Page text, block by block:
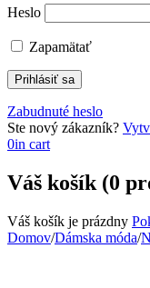
Heslo
Zapamätať
Zabudnuté heslo
Ste nový zákazník?
0in cart
Váš košík (0
Váš košík je prázdny
Domov/Dámska móda/